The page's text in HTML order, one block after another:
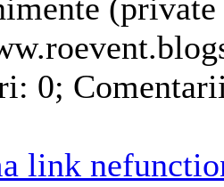
0;
link